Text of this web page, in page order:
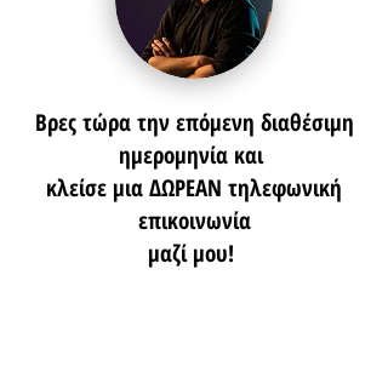
Βρες τώρα την επόμενη διαθέσιμη
ημερομηνία και
κλείσε μια ΔΩΡΕΑΝ τηλεφωνική
επικοινωνία
μαζί μου!